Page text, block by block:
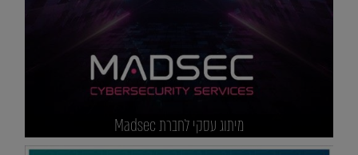
מיתוג עסקי לחברת Madsec